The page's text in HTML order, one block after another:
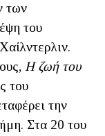
των
του
Η ζωή του
του
την
Στα 20 του